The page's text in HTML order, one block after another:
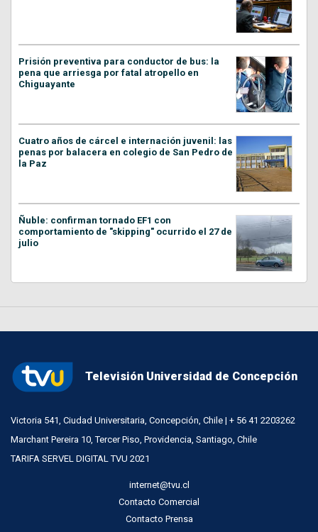
Prisión preventiva para conductor de bus: la
pena que arriesga por fatal atropello en
Chiguayante
Cuatro años de cárcel e internación juvenil: las
penas por balacera en colegio de San Pedro de
la Paz
Ñuble: confirman tornado EF1 con
comportamiento de "skipping" ocurrido el 27 de
julio
Televisión Universidad de Concepción
Victoria 541, Ciudad Universitaria, Concepción, Chile | + 56 41 2203262
Marchant Pereira 10, Tercer Piso, Providencia, Santiago, Chile
TARIFA SERVEL DIGITAL TVU 2021
internet@tvu.cl
Contacto Comercial
Contacto Prensa